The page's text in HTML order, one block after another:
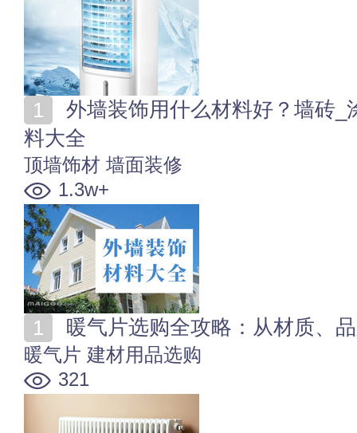
料大全
顶墙饰材 墙面装修
1.3w+
暖气片选购全攻略：从材质、
暖气片 建材用品选购
321